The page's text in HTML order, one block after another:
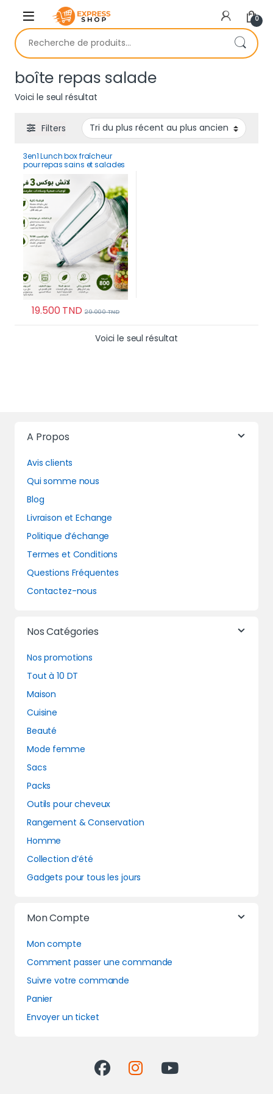
Skip to navigation
Skip to content
0
Recherche pour :
boîte repas salade
Voici le seul résultat
Filters
3en1 Lunch box fraîcheur
pour repas sains et salades
19.500TND 29.000TND
Voici le seul résultat
A Propos
Avis clients
Qui somme nous
Blog
Livraison et Echange
Politique d’échange
Termes et Conditions
Questions Fréquentes
Contactez-nous
Nos Catégories
Nos promotions
Tout à 10 DT
Maison
Cuisine
Beauté
Mode femme
Sacs
Packs
Outils pour cheveux
Rangement & Conservation
Homme
Collection d’été
Gadgets pour tous les jours
Mon Compte
Mon compte
Comment passer une commande
Suivre votre commande
Panier
Envoyer un ticket